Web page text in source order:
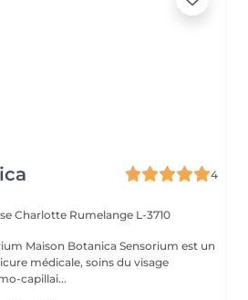
4
Charlotte Rumelange L-3710
est un
médicale, soins du visage
capillai...